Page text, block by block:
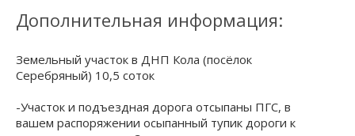
Дополнительная информация:
Земельный участок в ДНП Кола (посёлок
Серебряный) 10,5 соток
-Участок и подъездная дорога отсыпаны ПГС, в
вашем распоряжении осыпанный тупик дороги к